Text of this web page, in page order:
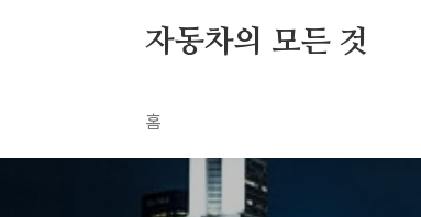
자동차의 모든 것
홈